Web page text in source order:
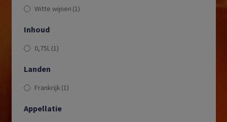
Witte wijnen (1)
Inhoud
0,75L(1)
Landen
Frankrijk (1)
Appellatie